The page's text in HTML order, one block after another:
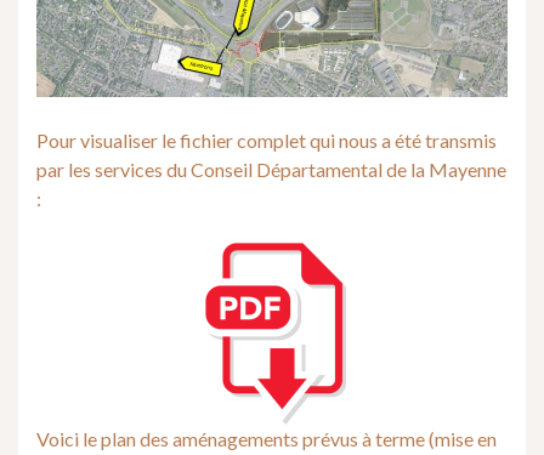
Pour visualiser le fichier complet qui nous a été transmis
par les services du Conseil Départamental de la Mayenne
:
Voici le plan des aménagements prévus à terme (mise en